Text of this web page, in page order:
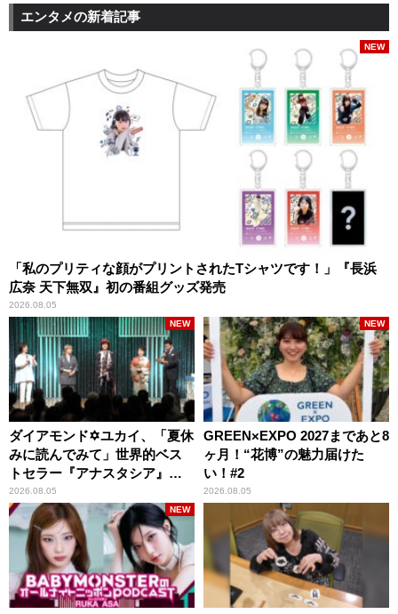
エンタメの新着記事
「私のプリティな顔がプリントされたTシャツです！」『長浜
広奈 天下無双』初の番組グッズ発売
2026.08.05
NEW
ダイアモンド✡ユカイ、「夏休
みに読んでみて」世界的ベス
トセラー『アナスタシア』を
紹介
2026.08.05
NEW
GREEN×EXPO 2027まであと8
ヶ月！“花博”の魅力届けた
い！#2
2026.08.05
NEW
NEW